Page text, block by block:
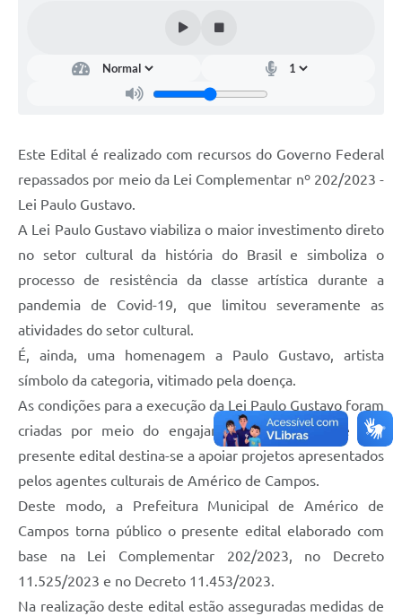
Arquivos para Download
Legislação
VTN - Valor da Terra Nua
Editais
Telefones Úteis
Fale Conosco
LGPD - Política de Privacidade
Este Edital é realizado com recursos do Governo Federal
repassados por meio da Lei Complementar nº 202/2023 -
Lei Paulo Gustavo.
A Lei Paulo Gustavo viabiliza o maior investimento direto
no setor cultural da história do Brasil e simboliza o
processo de resistência da classe artística durante a
pandemia de Covid-19, que limitou severamente as
atividades do setor cultural.
É, ainda, uma homenagem a Paulo Gustavo, artista
símbolo da categoria, vitimado pela doença.
As condições para a execução da Lei Paulo Gustavo foram
criadas por meio do engajamento da sociedade e o
presente edital destina-se a apoiar projetos apresentados
pelos agentes culturais de Américo de Campos.
Deste modo, a Prefeitura Municipal de Américo de
Campos torna público o presente edital elaborado com
base na Lei Complementar 202/2023, no Decreto
11.525/2023 e no Decreto 11.453/2023.
Na realização deste edital estão asseguradas medidas de